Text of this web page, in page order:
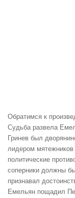
Обратимся к
Судьба развела
Гринев был
лидером
политические
соперники должны
признавал
Емельян пощадил